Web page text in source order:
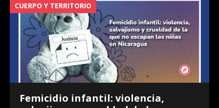
CUERPO Y TERRITORIO
Femicidio infantil: violencia,